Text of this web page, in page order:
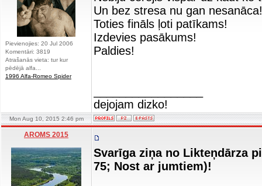
Pievienojies: 20 Jul 2006
Komentāri: 3819
Atrašanās vieta: tur kur
pēdējā alfa...
1996 Alfa-Romeo Spider
Un bez stresa nu gan nesanāca!
Toties fināls ļoti patīkams!
Izdevies pasākums!
Paldies!
dejojam dizko!
Mon Aug 10, 2015 2:46 pm
AROMS 2015
Svarīga ziņa no Likteņdārza
75; Nost ar jumtiem)!